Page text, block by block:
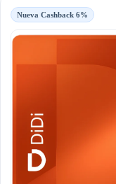
Nueva Cashback 6%